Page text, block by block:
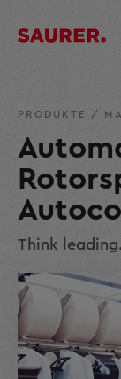
PRODUKTE /
Think leading.